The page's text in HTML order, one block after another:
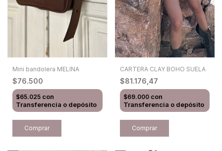
Mini bandolera MELINA
$76.500
$65.025 con
Transferencia o depósito
CARTERA CLAY BOHO SUELA
$81.176,47
$69.000 con
Transferencia o depósito